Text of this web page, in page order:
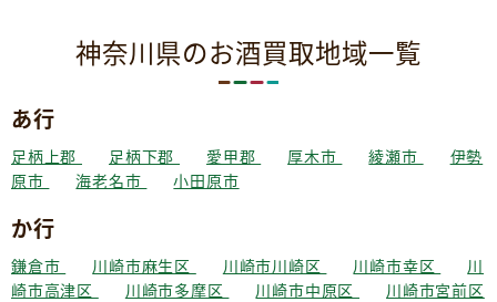
神奈川県のお酒買取地域一覧
あ行
足柄上郡 足柄下郡 愛甲郡 厚木市 綾瀬市
伊勢
原市
海老名市 小田原市
か行
鎌倉市 川崎市麻生区 川崎市川崎区 川崎市幸区
川
崎市高津区
川崎市多摩区 川崎市中原区
川崎市宮前区